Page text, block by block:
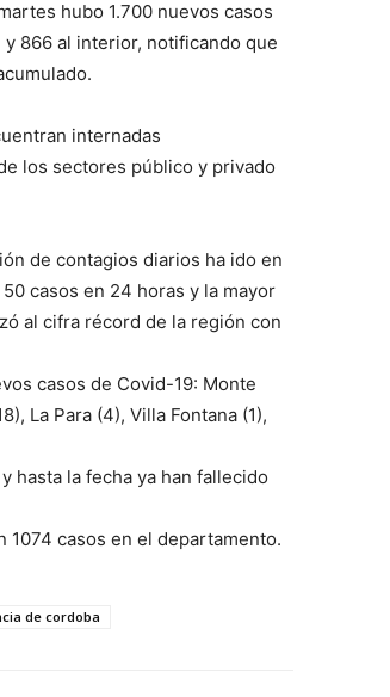
hubo 1.700 nuevos casos
866 al interior, notificando que
internadas
los sectores público y privado
de contagios diarios ha ido en
casos en 24 horas y la mayor
al cifra récord de la región con
casos de Covid-19: Monte
La Para (4), Villa Fontana (1),
hasta la fecha ya han fallecido
1074 casos en el departamento.
de cordoba